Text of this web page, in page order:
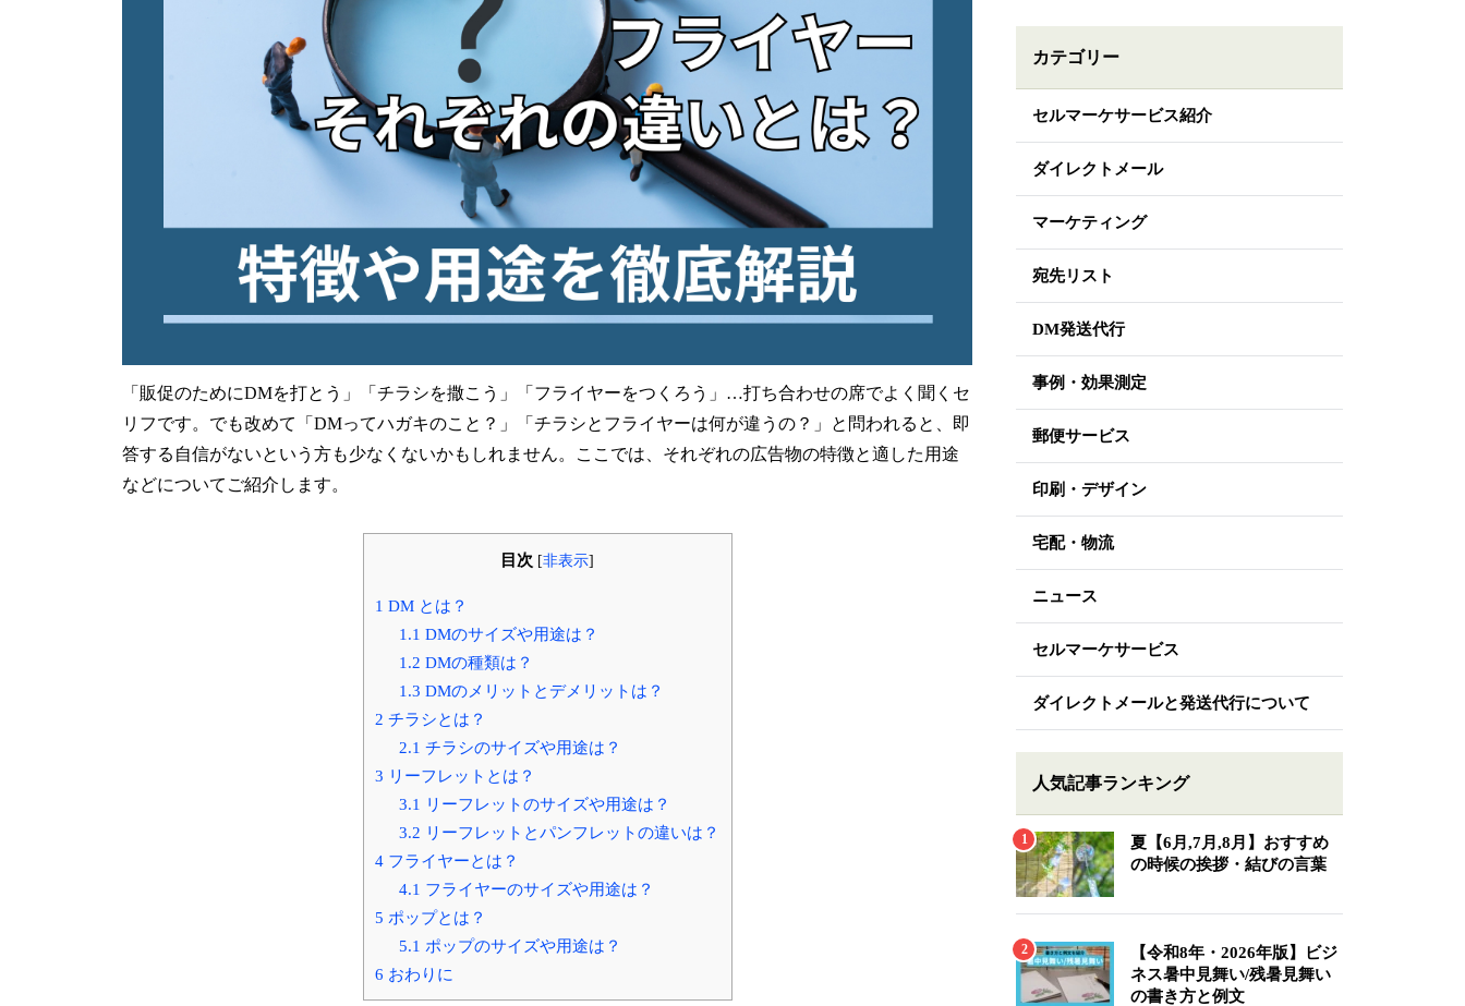
「販促のためにDMを打とう」「チラシを撒こう」「フライヤーをつくろう」…打ち合わせの席でよく聞くセ
リフです。でも改めて「DMってハガキのこと？」「チラシとフライヤーは何が違うの？」と問われると、即
答する自信がないという方も少なくないかもしれません。ここでは、それぞれの広告物の特徴と適した用途
などについてご紹介します。
目次 [非表示]
1 DM とは？
1.1 DMのサイズや用途は？
1.2 DMの種類は？
1.3 DMのメリットとデメリットは？
2 チラシとは？
2.1 チラシのサイズや用途は？
3 リーフレットとは？
3.1 リーフレットのサイズや用途は？
3.2 リーフレットとパンフレットの違いは？
4フライヤーとは？
4.1 フライヤーのサイズや用途は？
5 ポップとは？
5.1 ポップのサイズや用途は？
6 おわりに
カテゴリー
セルマーケサービス紹介
ダイレクトメール
マーケティング
宛先リスト
DM発送代行
事例・効果測定
郵便サービス
印刷・デザイン
宅配・物流
ニュース
セルマーケサービス
ダイレクトメールと発送代行について
人気記事ランキング
夏【6月,7月,8月】おすすめ
の時候の挨拶・結びの言葉
【令和8年・2026年版】ビジ
ネス暑中見舞い/残暑見舞い
の書き方と例文